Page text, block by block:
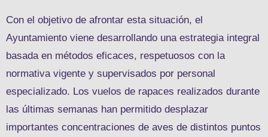
Con el objetivo de afrontar esta situación, el
Ayuntamiento viene desarrollando una estrategia integral
basada en métodos eficaces, respetuosos con la
normativa vigente y supervisados por personal
especializado. Los vuelos de rapaces realizados durante
las últimas semanas han permitido desplazar
importantes concentraciones de aves de distintos puntos